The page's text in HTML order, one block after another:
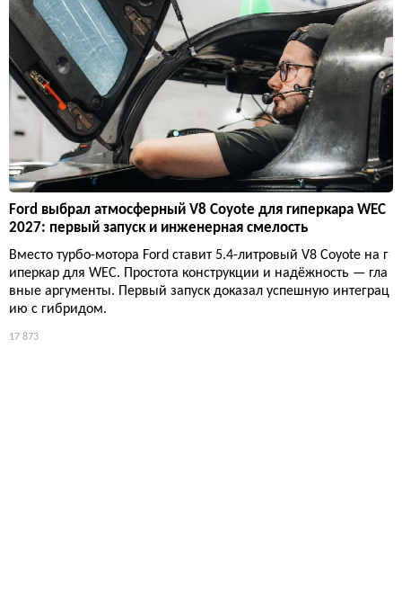
Ford выбрал атмосферный V8 Coyote для гиперкара WEC
2027: первый запуск и инженерная смелость
Вместо турбо-мотора Ford ставит 5.4-литровый V8 Coyote на г
иперкар для WEC. Простота конструкции и надёжность — гла
вные аргументы. Первый запуск доказал успешную интеграц
ию с гибридом.
17 873